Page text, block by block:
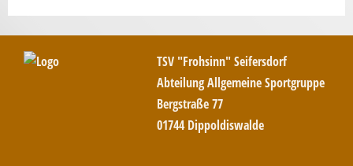
TSV "Frohsinn" Seifersdorf
Abteilung Allgemeine Sportgruppe
Bergstraße 77
01744 Dippoldiswalde